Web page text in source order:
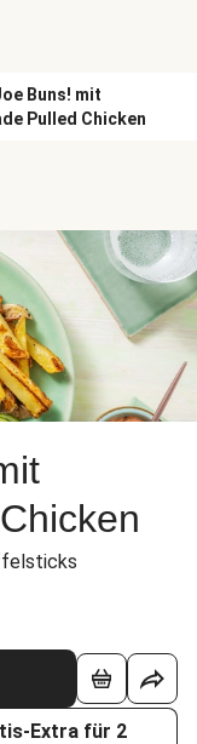
Buns! mit
Pulled Chicken
Extra für 2